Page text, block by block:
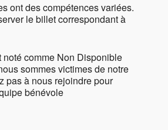
ont des compétences variées.
le billet correspondant à
comme Non Disponible
sommes victimes de notre
pas à nous rejoindre pour
bénévole